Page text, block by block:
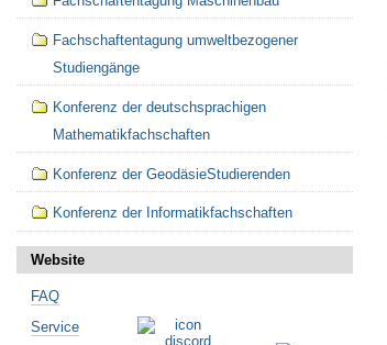
Fachschaftentagung umweltbezogener
Studiengänge
Konferenz der deutschsprachigen
Mathematikfachschaften
Konferenz der GeodäsieStudierenden
Konferenz der Informatikfachschaften
Website
FAQ
Service